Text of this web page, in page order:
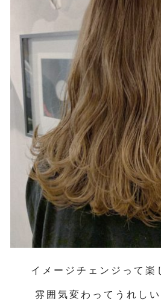
イメージチェンジって楽
雰囲気変わってうれ